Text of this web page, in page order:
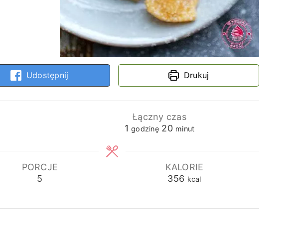
Udostępnij Drukuj
Łączny czas
1 godzina
godzinę 20minuty
minut
PORCJE
5
KALORIE
356 kcal